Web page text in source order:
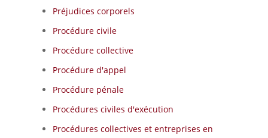
Préjudices corporels
Procédure civile
Procédure collective
Procédure d'appel
Procédure pénale
Procédures civiles d'exécution
Procédures collectives et entreprises en